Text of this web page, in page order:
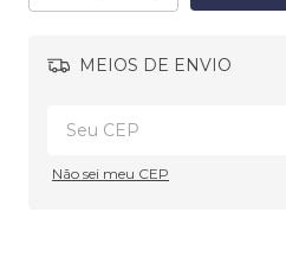
MEIOS DE ENVIO
Não sei meu CEP